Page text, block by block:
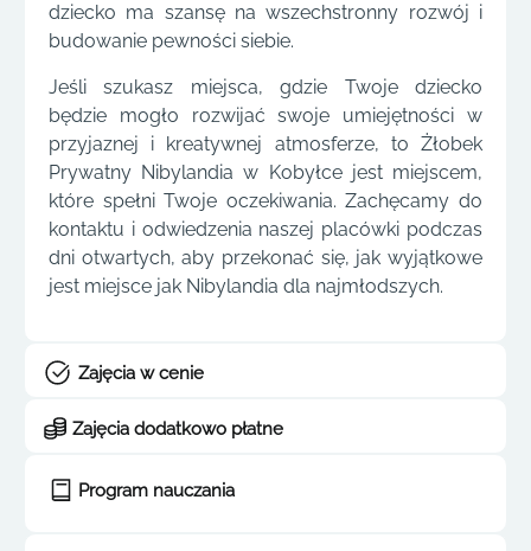
dziecko ma szansę na wszechstronny rozwój i
budowanie pewności siebie.
Jeśli szukasz miejsca, gdzie Twoje dziecko
będzie mogło rozwijać swoje umiejętności w
przyjaznej i kreatywnej atmosferze, to Żłobek
Prywatny Nibylandia w Kobyłce jest miejscem,
które spełni Twoje oczekiwania. Zachęcamy do
kontaktu i odwiedzenia naszej placówki podczas
dni otwartych, aby przekonać się, jak wyjątkowe
jest miejsce jak Nibylandia dla najmłodszych.
Zajęcia w cenie
Zajęcia dodatkowo płatne
Program nauczania